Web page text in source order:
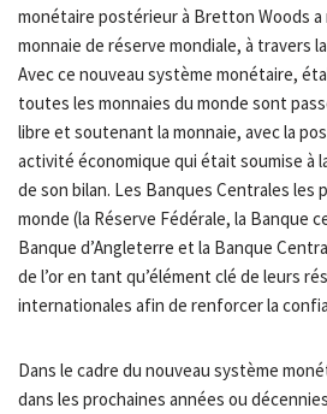
monétaire postérieur à Bretton Woods a
monnaie de réserve mondiale, à travers
Avec ce nouveau système monétaire,
toutes les monnaies du monde sont
libre et soutenant la monnaie, avec la
activité économique qui était soumise à
de son bilan. Les Banques Centrales les
monde (la Réserve Fédérale, la Banque
Banque d’Angleterre et la Banque
de l’or en tant qu’élément clé de leurs
internationales afin de renforcer la
Dans le cadre du nouveau système
dans les prochaines années ou